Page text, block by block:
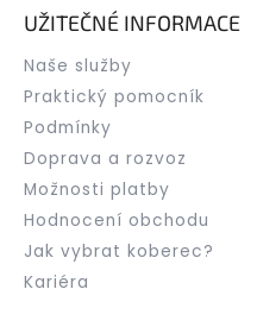
UŽITEČNÉ INFORMACE
Naše služby
Praktický pomocník
Podmínky
Doprava a rozvoz
Možnosti platby
Hodnocení obchodu
Jak vybrat koberec?
Kariéra